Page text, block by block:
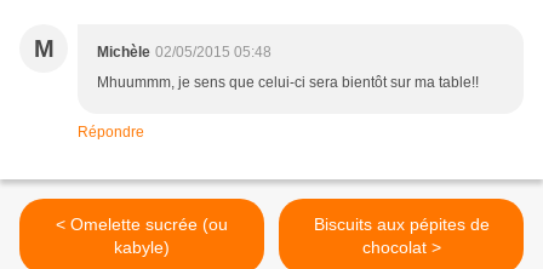
M Michèle 02/05/2015 05:48
Mhuummm, je sens que celui-ci sera bientôt sur ma table!!
Répondre
< Omelette sucrée (ou
kabyle)
Biscuits aux pépites de
chocolat >